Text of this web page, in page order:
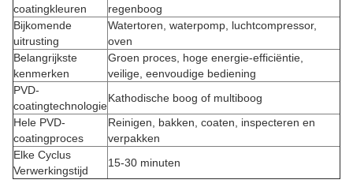
coatingkleuren
regenboog
Bijkomende
uitrusting
Watertoren, waterpomp, luchtcompressor,
oven
Belangrijkste
kenmerken
Groen proces, hoge energie-efficiëntie,
veilige, eenvoudige bediening
PVD-
coatingtechnologie
Kathodische boog of multiboog
Hele PVD-
coatingproces
Reinigen, bakken, coaten, inspecteren en
verpakken
Elke Cyclus
Verwerkingstijd
15-30 minuten